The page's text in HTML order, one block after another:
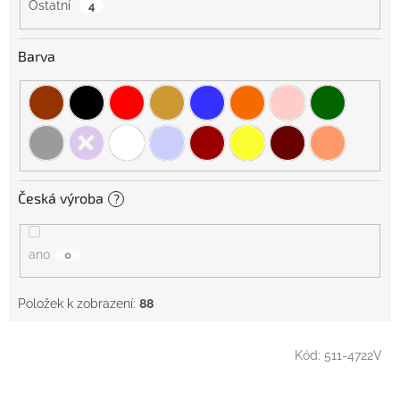
Ostatní 4
Barva
Česká výroba ?
ano 0
Položek k zobrazení: 88
Kód: 511-4722V